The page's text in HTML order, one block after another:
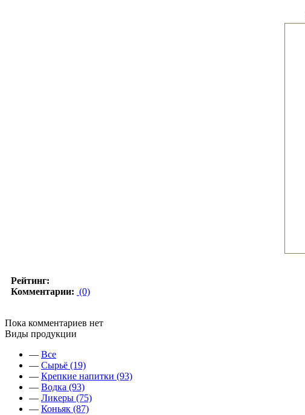
Рейтинг:
Комментарии: (0)
Пока комментариев нет
Виды продукции
— Все
— Сырьё (19)
— Крепкие напитки (93)
— Водка (93)
— Ликеры (75)
— Коньяк (87)